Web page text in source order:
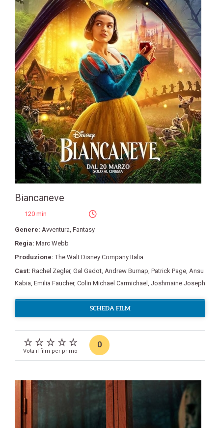
Biancaneve
120 min
Genere: Avventura Fantasy
Regia: Marc Webb
Produzione:The Walt Disney Company Italia
Cast: Rachel Zegler, Gal Gadot Andrew Burnap Patrick Page Ansu
Kabia Emilia Faucher, Colin Michael Carmichael Joshmaine Joseph
SCHEDA FILM
Vota il film per primo
0